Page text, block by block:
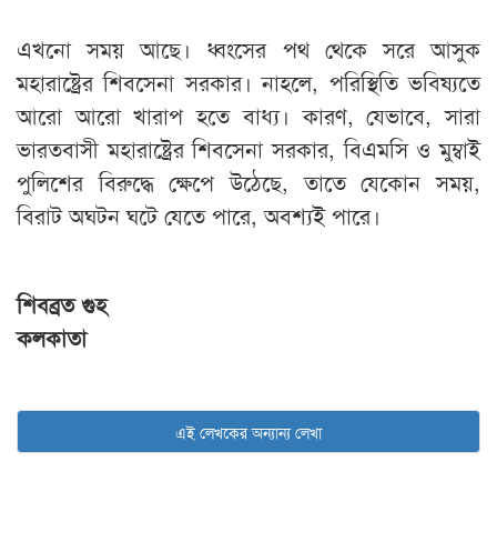
এখনো সময় আছে। ধ্বংসের পথ থেকে সরে আসুক
মহারাষ্ট্রের শিবসেনা সরকার। নাহলে, পরিস্থিতি ভবিষ্যতে
আরো আরো খারাপ হতে বাধ্য। কারণ, যেভাবে, সারা
ভারতবাসী মহারাষ্ট্রের শিবসেনা সরকার, বিএমসি ও মুম্বাই
পুলিশের বিরুদ্ধে ক্ষেপে উঠেছে, তাতে যেকোন সময়,
বিরাট অঘটন ঘটে যেতে পারে, অবশ্যই পারে।
শিবব্রত গুহ
কলকাতা
এই লেখকের অন্যান্য লেখা